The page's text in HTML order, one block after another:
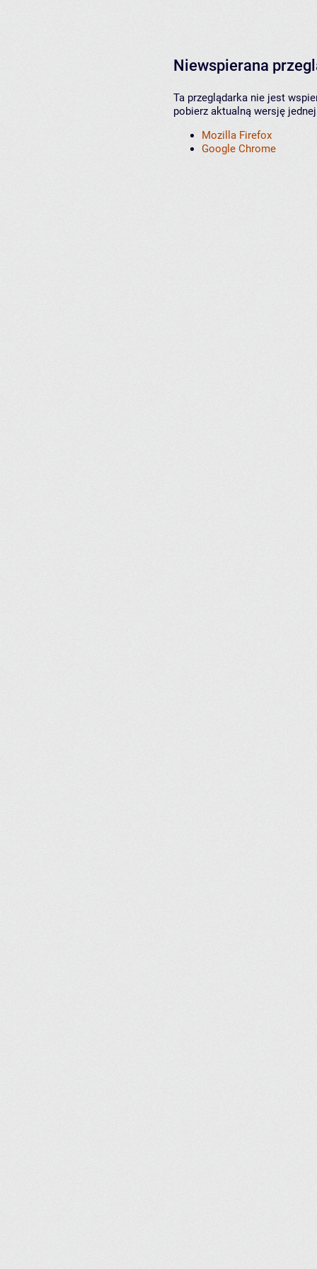
Niewspierana
Ta przeglądarka nie jest
pobierz aktualną wersję
Mozilla Firefox
Google Chrome